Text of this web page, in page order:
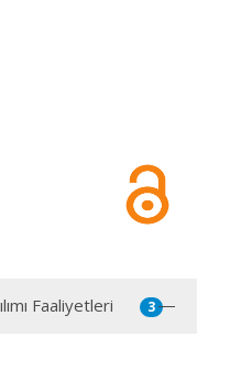
Faaliyetleri 3